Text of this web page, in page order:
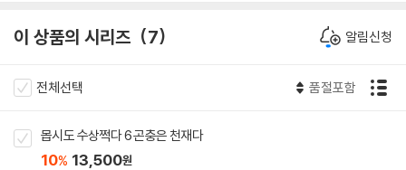
이 상품의 시리즈 7 알림신청
전체선택 품절포함
몹시도 수상쩍다 6 곤충은 천재다
10% 13,500원